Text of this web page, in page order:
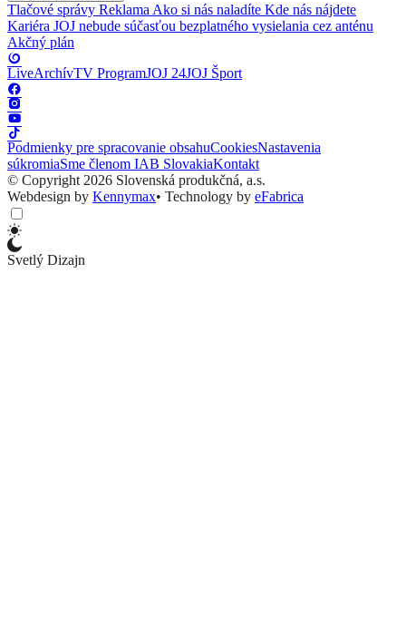
Tlačové správy Reklama Ako si nás naladíte Kde nás nájdete
Kariéra JOJ nebude súčasťou bezplatného vysielania cez anténu
Akčný plán
LiveArchívTV ProgramJOJ 24JOJ Šport
Podmienky pre spracovanie obsahuCookiesNastavenia
súkromiaSme členom IAB SlovakiaKontakt
© Copyright 2026 Slovenská produkčná, a.s.
Webdesign by Kennymax• Technology by eFabrica
Svetlý Dizajn